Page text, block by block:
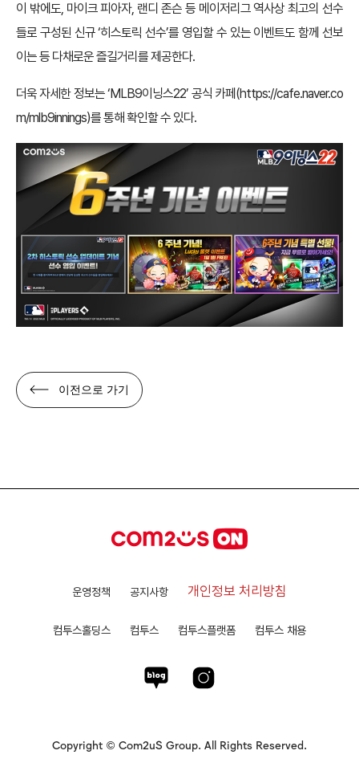
이 밖에도, 마이크 피아자, 랜디 존슨 등 메이저리그 역사상 최고의 선수
들로 구성된 신규 ‘히스토릭 선수’를 영입할 수 있는 이벤트도 함께 선보
이는 등 다채로운 즐길거리를 제공한다.
더욱 자세한 정보는 ‘MLB9이닝스22’ 공식 카페(https://cafe.naver.co
m/mlb9innings)를 통해 확인할 수 있다.
이전으로 가기
운영정책 공지사항 개인정보 처리방침
컴투스홀딩스 컴투스 컴투스플랫폼 컴투스 채용
Copyright © Com2uS Group. All Rights Reserved.